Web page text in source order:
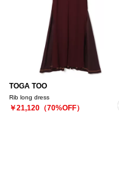
TOGA TOO
Rib long dress
￥21,120（70%OFF）